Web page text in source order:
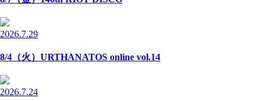
2026.7.29
8/4（火）URTHANATOS online vol.14
2026.7.24